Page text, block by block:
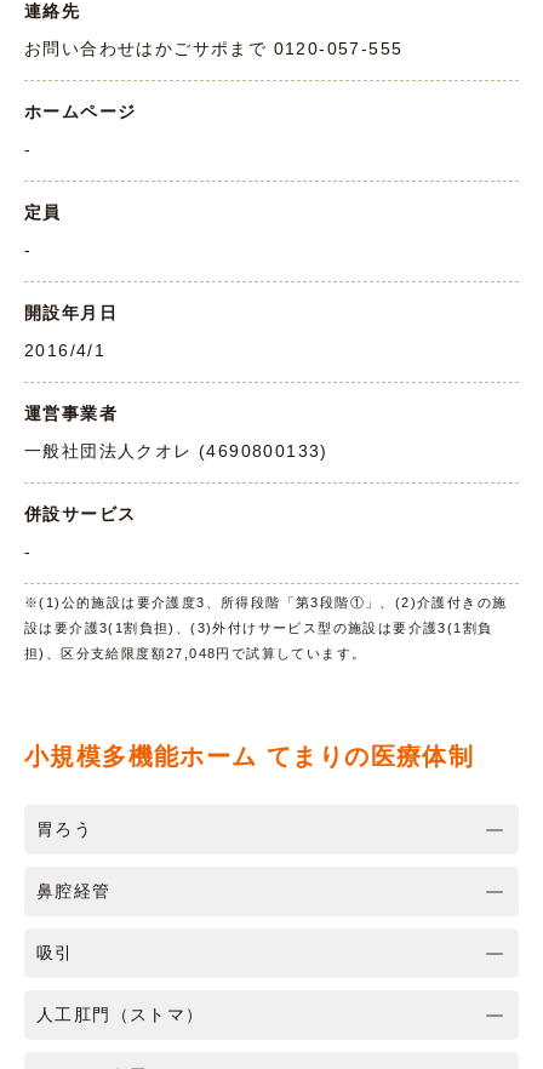
連絡先
お問い合わせはかごサポまで 0120-057-555
ホームページ
-
定員
-
開設年月日
2016/4/1
運営事業者
一般社団法人クオレ (4690800133)
併設サービス
-
※(1)公的施設は要介護度3、所得段階「第3段階①」、(2)介護付きの施
設は要介護3(1割負担)、(3)外付けサービス型の施設は要介護3(1割負
担)、区分支給限度額27,048円で試算しています。
小規模多機能ホーム てまりの医療体制
胃ろう
鼻腔経管
吸引
人工肛門（ストマ）